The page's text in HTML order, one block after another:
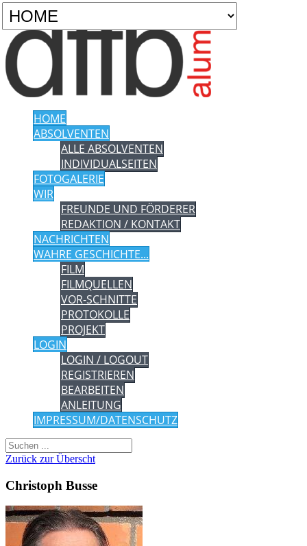
HOME
ABSOLVENTEN
ALLE ABSOLVENTEN
INDIVIDUALSEITEN
FOTOGALERIE
WIR
FREUNDE UND FÖRDERER
REDAKTION / KONTAKT
NACHRICHTEN
WAHRE GESCHICHTE...
FILM
FILMQUELLEN
VOR-SCHNITTE
PROTOKOLLE
PROJEKT
LOGIN
LOGIN / LOGOUT
REGISTRIEREN
BEARBEITEN
ANLEITUNG
IMPRESSUM/DATENSCHUTZ
Zurück zur Überscht
Christoph Busse